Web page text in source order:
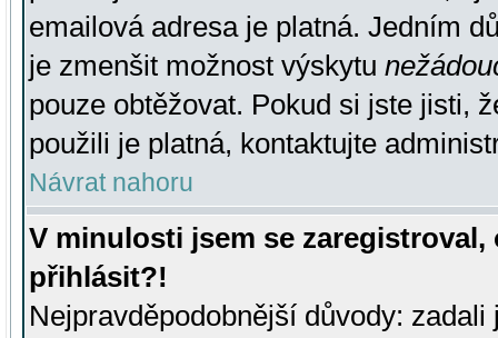
emailová adresa je platná. Jedním
je zmenšit možnost výskytu
pouze obtěžovat. Pokud si jste jisti,
použili je platná, kontaktujte
Návrat nahoru
V minulosti jsem se
přihlásit?!
Nejpravděpodobnější důvody: